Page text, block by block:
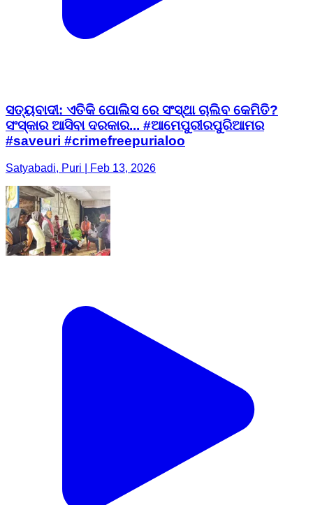
ସତ୍ୟବାଦୀ: ଏତିକି ପୋଲିସ ରେ ସଂସ୍ଥା ଚାଲିବ କେମିତି?
ସଂସ୍କାର ଆସିବା ଦରକାର... #ଆମେପୁରୀରପୁରିଆମର
#saveuri #crimefreepurialoo
Satyabadi, Puri | Feb 13, 2026